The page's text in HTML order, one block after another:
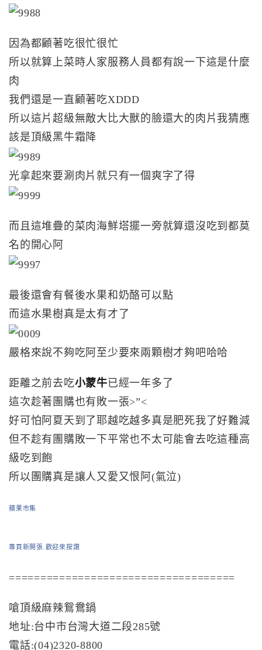
因為都顧著吃很忙很忙
所以就算上菜時人家服務人員都有說一下這是什麼
肉
我們還是一直顧著吃XDDD
所以這片超級無敵大比大獸的臉還大的肉片我猜應
該是頂級黑牛霜降
光拿起來要涮肉片就只有一個爽字了得
而且這堆疊的菜肉海鮮塔擺一旁就算還沒吃到都莫
名的開心阿
最後還會有餐後水果和奶酪可以點
而這水果樹真是太有才了
嚴格來說不夠吃阿至少要來兩顆樹才夠吧哈哈
距離之前去吃小蒙牛已經一年多了
這次趁著團購也有敗一張>”<
好可怕阿夏天到了耶越吃越多真是肥死我了好難減
但不趁有團購敗一下平常也不太可能會去吃這種高
級吃到飽
所以團購真是讓人又愛又恨阿(氣泣)
蘋果市集
專頁新開張.歡迎來按讚
====================================
嗆頂級麻辣鴛鴦鍋
地址:台中市台灣大道二段285號
電話:(04)2320-8800